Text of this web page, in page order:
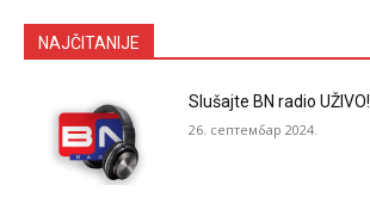
NAJČITANIJE
Slušajte BN radio UŽIVO!
26. септембар 2024.